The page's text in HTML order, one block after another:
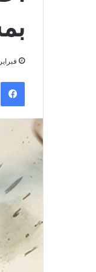
فبراير 5, 2024